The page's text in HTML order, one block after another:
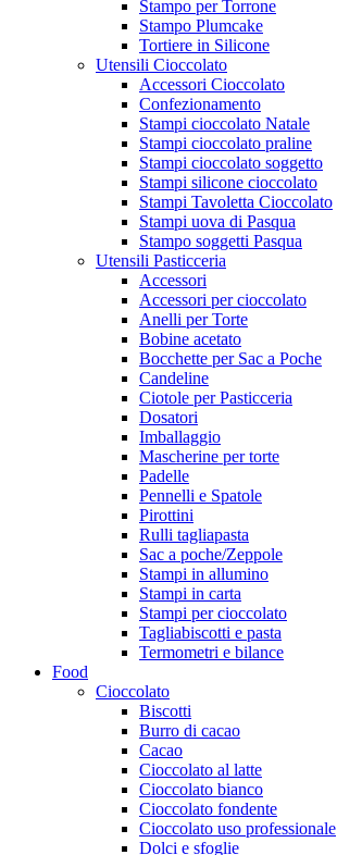
Stampo per Torrone
Stampo Plumcake
Tortiere in Silicone
Utensili Cioccolato
Accessori Cioccolato
Confezionamento
Stampi cioccolato Natale
Stampi cioccolato praline
Stampi cioccolato soggetto
Stampi silicone cioccolato
Stampi Tavoletta Cioccolato
Stampi uova di Pasqua
Stampo soggetti Pasqua
Utensili Pasticceria
Accessori
Accessori per cioccolato
Anelli per Torte
Bobine acetato
Bocchette per Sac a Poche
Candeline
Ciotole per Pasticceria
Dosatori
Imballaggio
Mascherine per torte
Padelle
Pennelli e Spatole
Pirottini
Rulli tagliapasta
Sac a poche/Zeppole
Stampi in allumino
Stampi in carta
Stampi per cioccolato
Tagliabiscotti e pasta
Termometri e bilance
Food
Cioccolato
Biscotti
Burro di cacao
Cacao
Cioccolato al latte
Cioccolato bianco
Cioccolato fondente
Cioccolato uso professionale
Dolci e sfoglie